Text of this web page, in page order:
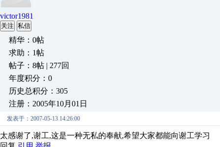
victor1981
关注 私信
精华：0帖
求助：1帖
帖子：8帖 | 277回
年度积分：0
历史总积分：305
注册：2005年10月01日
发表于：2007-05-13 14:26:00
太感谢了,谢工,这是一种无私的奉献,希望大家都能向谢工学习